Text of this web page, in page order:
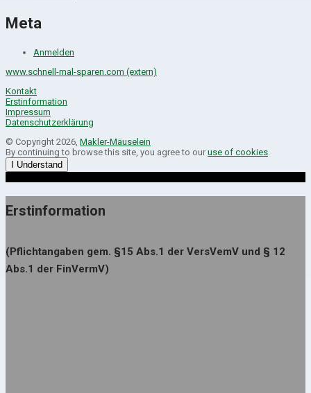
Meta
Anmelden
www.schnell-mal-sparen.com (extern)
Kontakt
Erstinformation
Impressum
Datenschutzerklärung
© Copyright 2026, Makler-Mäuselein
By continuing to browse this site, you agree to our use of cookies
I Understand
Erstinformation
(Pflichtangaben gem. §15 Abs.1 der VersVemV und § 12
Abs.1 der FinVermV)